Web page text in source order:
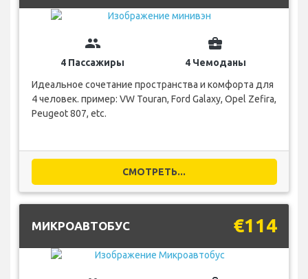
group
4 Пассажиры
business_center
4 Чемоданы
Идеальное сочетание пространства и комфорта для
4 человек. пример: VW Touran, Ford Galaxy, Opel Zefira,
Peugeot 807, etc.
СМОТРЕТЬ...
МИКРОАВТОБУС €114